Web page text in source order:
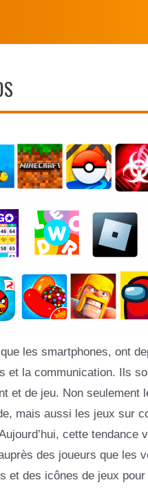
les smartphones, ont
et la communication. Ils
et de jeu. Non
mais aussi les jeux sur
cette tendance
des joueurs que les
et des icônes de jeux